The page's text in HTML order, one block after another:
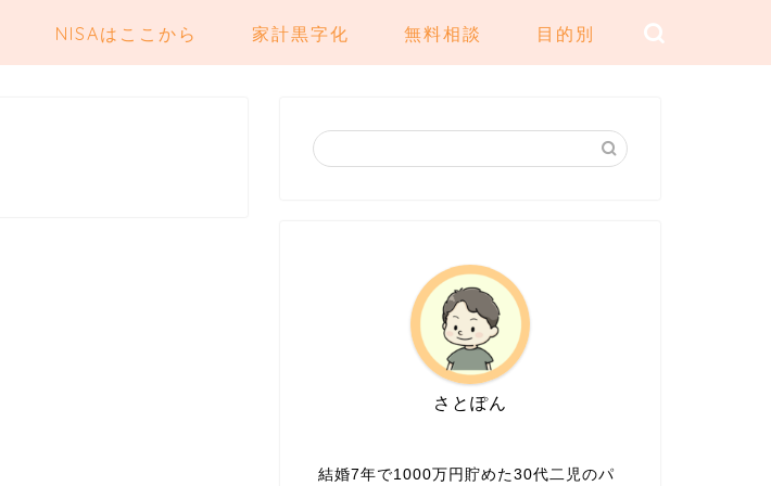
NISAはここから 家計黒字化 無料相談 目的別
さとぽん
結婚7年で1000万円貯めた30代二児のパ